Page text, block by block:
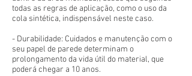
todas as regras de aplicação, como o uso da
cola sintética, indispensável neste caso.
- Durabilidade: Cuidados e manutenção com o
seu papel de parede determinam o
prolongamento da vida útil do material, que
poderá chegar a 10 anos.